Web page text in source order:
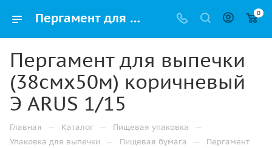
Пергамент для выпечки (38смх50м) коричневый Э ARUS 1/15 купить оптом и розницу с доставкой в Казани 0
Пергамент для выпечки
(38смх50м) коричневый
Э ARUS 1/15
Главная — Каталог — Пищевая упаковка —
Упаковка для выпечки — Пищевая бумага — Пергамент